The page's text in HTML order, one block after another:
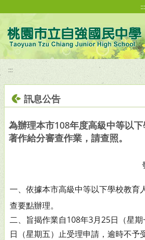
:::
:::
訊息公告
為辦理本市108年度高級中等以
著作給分審查作業，請查照。
一、依據本市高級中等以下學校教育
查要點辦理。
二、旨揭作業自108年3月25日（星
日（星期五）止受理申請，逾時不予